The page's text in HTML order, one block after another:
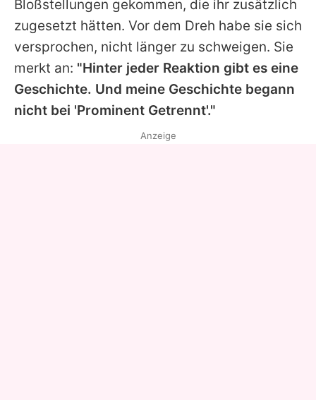
Bloßstellungen gekommen, die ihr zusätzlich
zugesetzt hätten. Vor dem Dreh habe sie sich
versprochen, nicht länger zu schweigen. Sie
merkt an: "Hinter jeder Reaktion gibt es eine
Geschichte. Und meine Geschichte begann
nicht bei 'Prominent Getrennt'."
Anzeige